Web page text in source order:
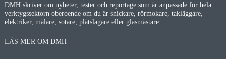
DMH skriver om nyheter, tester och reportage som är anpassade för hela
verktygssektorn oberoende om du är snickare, rörmokare, takläggare,
elektriker, målare, sotare, plåtslagare eller glasmästare.
LÄS MER OM DMH